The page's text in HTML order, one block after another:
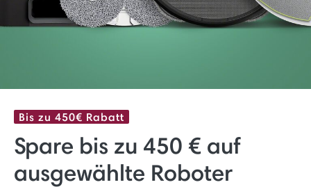
Bis zu 450€ Rabatt
Spare bis zu 450 € auf
ausgewählte Roboter